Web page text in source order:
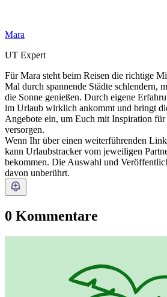
Mara
UT Expert
Für Mara steht beim Reisen die richtige
Mal durch spannende Städte schlendern,
die Sonne genießen. Durch eigene
im Urlaub wirklich ankommt und bringt
Angebote ein, um Euch mit Inspiration für
versorgen.
Wenn Ihr über einen weiterführenden
kann Urlaubstracker vom jeweiligen
bekommen. Die Auswahl und
davon unberührt.
0 Kommentare